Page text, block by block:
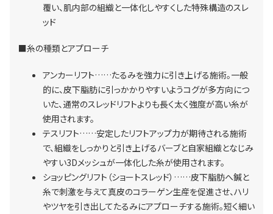
覆い、肌内部の組織と一体化しやすくした特殊構造のスレ
ッド
■糸の種類とアプローチ
アンカーリフト……たるみを強力に引き上げる施術。一般
的に、皮下脂肪に引っかかりやすいようコグが多方向につ
いた、通常のスレッドリフトよりも長く太く強度が高い糸が
使用されます。
テスリフト……安定したリフトアップ力が期待される施術
で、組織をしっかりと引き上げるバーブと自家組織となじみ
やすい3Dメッシュが一体化した糸が使用されます。
ショッピングリフト（ショートスレッド）……皮下脂肪へ鍼と
糸で刺激を与えて真皮のコラーゲン生産を促進させ、ハリ
やツヤを引き出してたるみにアプローチする施術。短く細い